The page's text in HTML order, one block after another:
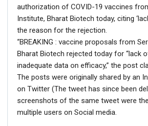
authorization of COVID-19 vaccines
Institute, Bharat Biotech today, citing
the reason for the rejection.
“BREAKING : vaccine proposals from
Bharat Biotech rejected today for “lack
inadequate data on efficacy,” the post
The posts were originally shared by an
on Twitter (The tweet has since been
screenshots of the same tweet were
multiple users on Social media.